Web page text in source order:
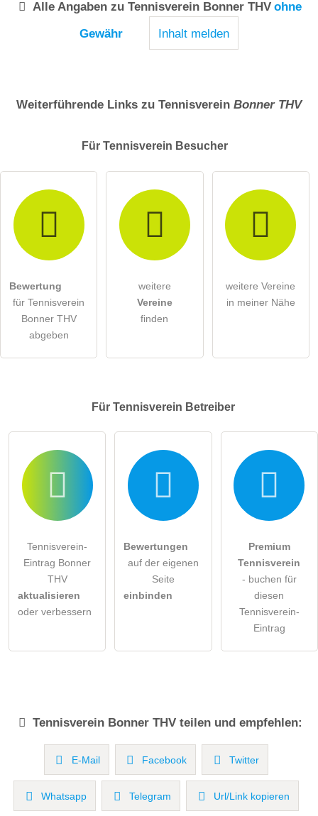
Alle Angaben zu Tennisverein Bonner THV ohne
Gewähr
Inhalt melden
Weiterführende Links zu Tennisverein Bonner THV
Für Tennisverein Besucher
Bewertung
für Tennisverein
Bonner THV
abgeben
weitere
Vereine
finden
weitere Vereine
in meiner Nähe
Für Tennisverein Betreiber
Tennisverein-
Eintrag Bonner
THV
aktualisieren
oder verbessern
Bewertungen
auf der eigenen
Seite
einbinden
Premium
Tennisverein
- buchen für
diesen
Tennisverein-
Eintrag
Tennisverein Bonner THVteilen und empfehlen:
E-Mail Facebook Twitter
Whatsapp Telegram Url/Link kopieren